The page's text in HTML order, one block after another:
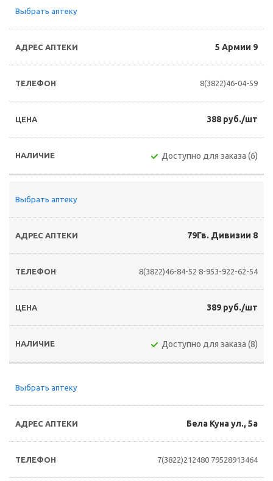
Выбрать аптеку
5 Армии 9
8(3822)46-04-59
388 руб./шт
Доступно для заказа (6)
Выбрать аптеку
79Гв. Дивизии 8
8(3822)46-84-52 8-953-922-62-54
389 руб./шт
Доступно для заказа (8)
Выбрать аптеку
Бела Куна ул., 5а
7(3822)212480 79528913464